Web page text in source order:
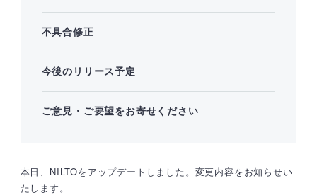
不具合修正
今後のリリース予定
ご意見・ご要望をお寄せください
本日、NILTOをアップデートしました。変更内容をお知らせい
たします。